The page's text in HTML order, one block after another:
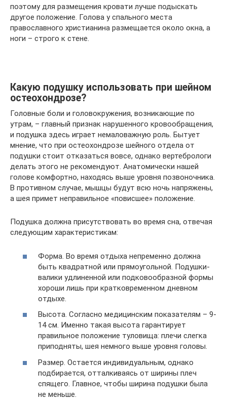
поэтому для размещения кровати лучше подыскать
другое положение. Голова у спального места
православного христианина размещается около окна, а
ноги – строго к стене.
Какую подушку использовать при шейном
остеохондрозе?
Головные боли и головокружения, возникающие по
утрам, – главный признак нарушенного кровообращения,
и подушка здесь играет немаловажную роль. Бытует
мнение, что при остеохондрозе шейного отдела от
подушки стоит отказаться вовсе, однако вертебрологи
делать этого не рекомендуют. Анатомически нашей
голове комфортно, находясь выше уровня позвоночника.
В противном случае, мышцы будут всю ночь напряжены,
а шея примет неправильное «повисшее» положение.
Подушка должна присутствовать во время сна, отвечая
следующим характеристикам:
Форма. Во время отдыха непременно должна
быть квадратной или прямоугольной. Подушки-
валики удлиненной или подковообразной формы
хороши лишь при кратковременном дневном
отдыхе.
Высота. Согласно медицинским показателям – 9-
14 см. Именно такая высота гарантирует
правильное положение туловища: плечи слегка
приподняты, шея немного выше уровня головы.
Размер. Остается индивидуальным, однако
подбирается, отталкиваясь от ширины плеч
спящего. Главное, чтобы ширина подушки была
не меньше.